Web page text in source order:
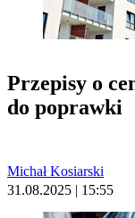
Przepisy o
do poprawki
Michał Kosiarski
31.08.2025 | 15:55